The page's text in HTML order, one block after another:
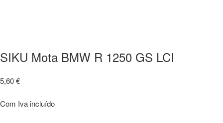
SIKU Mota BMW R 1250 GS LCI
5,60€
Com Iva incluído